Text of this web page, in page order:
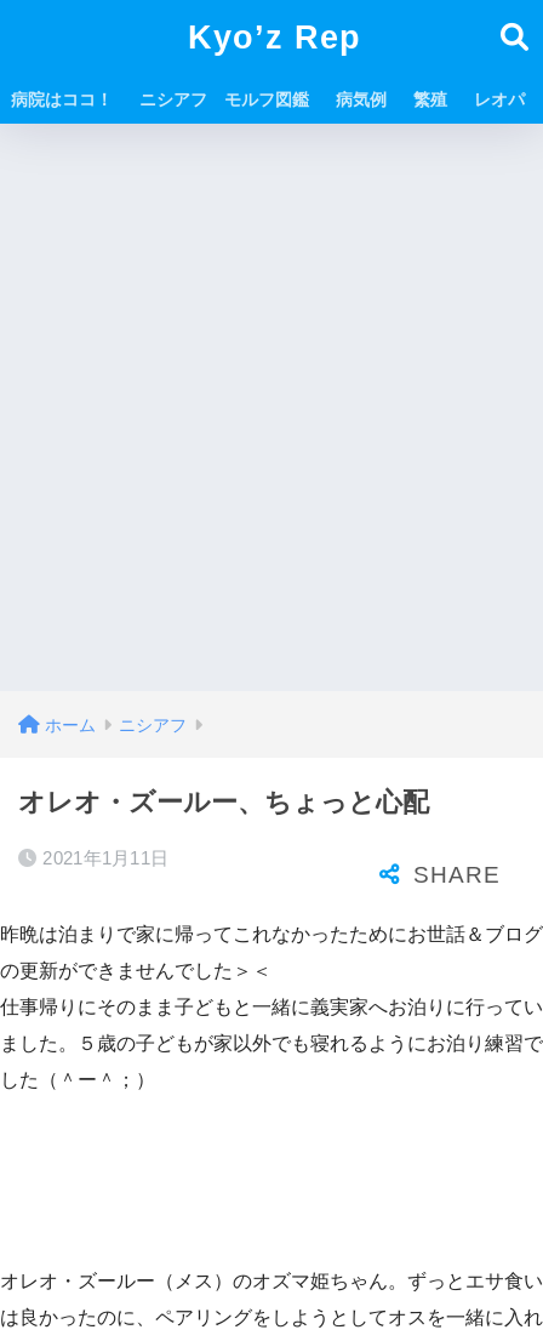
Kyo’z Rep
病院はココ！ ニシアフ モルフ図鑑 病気例 繁殖 レオパ
ホーム ニシアフ
オレオ・ズールー、ちょっと心配
2021年1月11日
昨晩は泊まりで家に帰ってこれなかったためにお世話＆ブログ
の更新ができませんでした＞＜
仕事帰りにそのまま子どもと一緒に義実家へお泊りに行ってい
ました。５歳の子どもが家以外でも寝れるようにお泊り練習で
した（＾ー＾；）
オレオ・ズールー（メス）のオズマ姫ちゃん。ずっとエサ食い
は良かったのに、ペアリングをしようとしてオスを一緒に入れ